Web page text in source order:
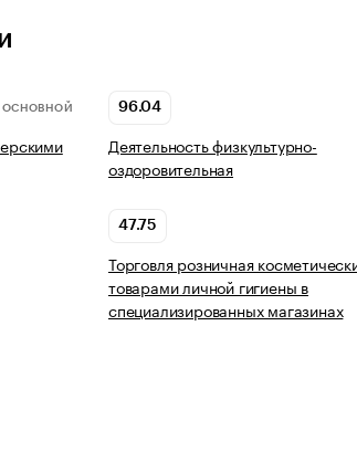
ОСНОВНОЙ 96.04
Деятельность физкультурно-
оздоровительная
47.75
Торговля розничная
товарами личной гигиены в
специализированных магазинах